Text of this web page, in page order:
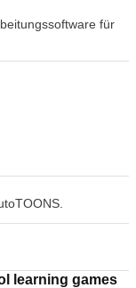
für
learning games